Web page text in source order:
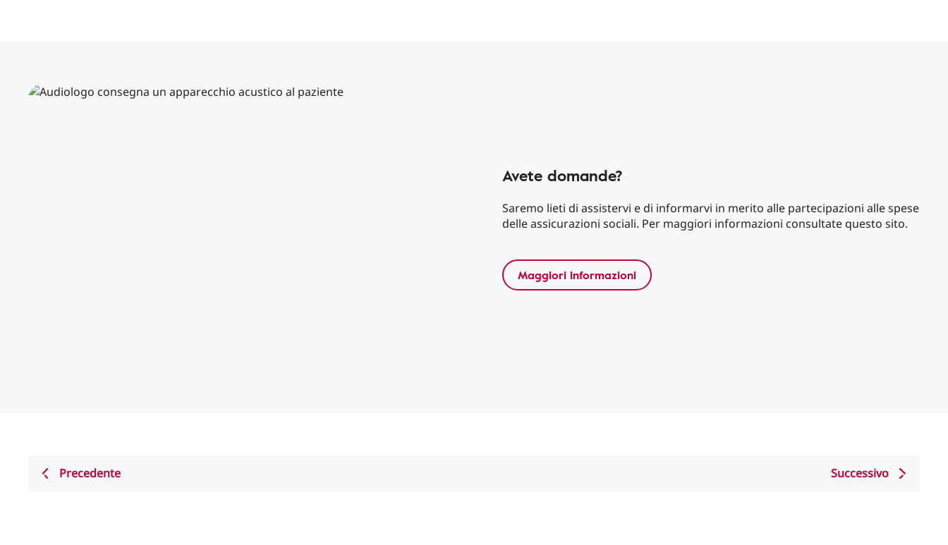
Avete domande?
Saremo lieti di assistervi e di informarvi in merito alle partecipazioni alle spese
delle assicurazioni sociali. Per maggiori informazioni consultate questo sito.
Maggiori informazioni
Precedente Successivo